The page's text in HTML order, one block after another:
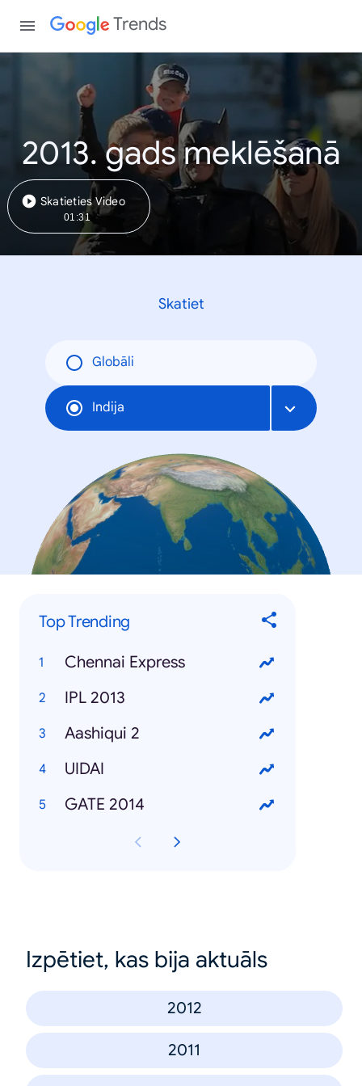
Trends
2013. gads meklēšanā
Skatieties Video
01:31
Skatiet
Globāli
Indija
Top Trending
Chennai Express
IPL 2013
Aashiqui 2
UIDAI
GATE 2014
Izpētiet, kas bija aktuāls
2012
2011